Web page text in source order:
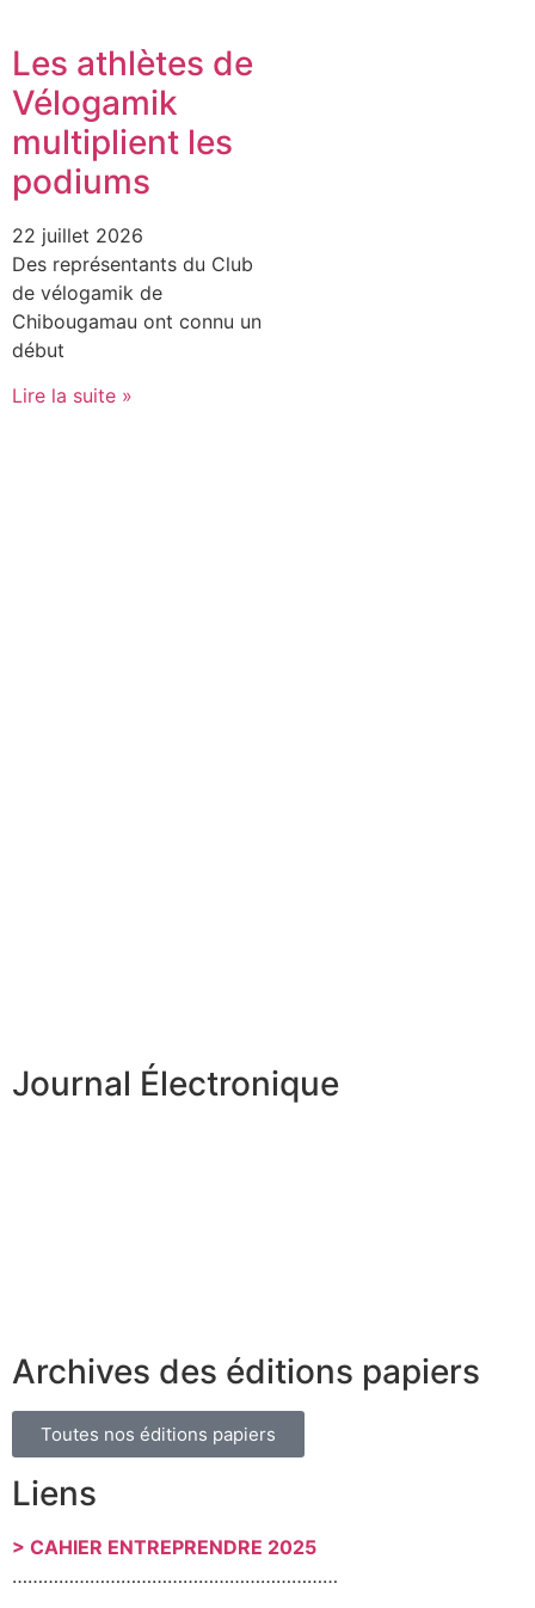
Les athlètes de
Vélogamik
multiplient les
podiums
22 juillet 2026
Des représentants du Club
de vélogamik de
Chibougamau ont connu un
début
Lire la suite »
Journal Électronique
Archives des éditions papiers
Toutes nos éditions papiers
Liens
> CAHIER ENTREPRENDRE 2025
………………………………………………………